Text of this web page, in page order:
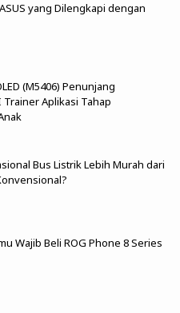
yang Dilengkapi dengan
(M5406) Penunjang
Aplikasi Tahap
Bus Listrik Lebih Murah dari
Wajib Beli ROG Phone 8 Series